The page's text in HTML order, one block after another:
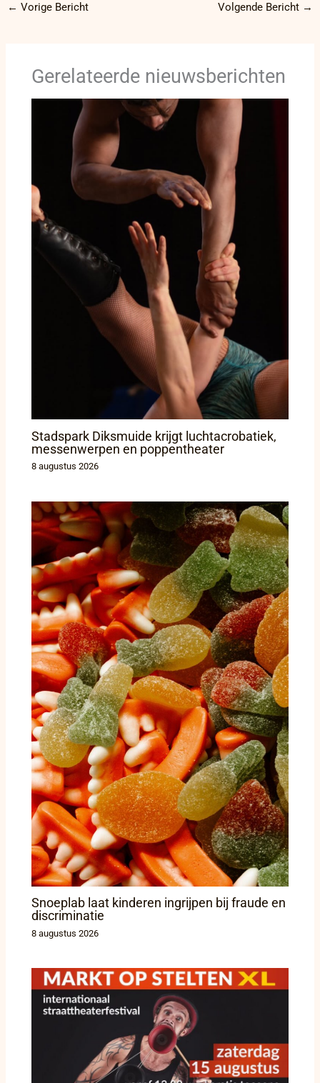
← Vorige Bericht Volgende Bericht →
Gerelateerde nieuwsberichten
Stadspark Diksmuide krijgt luchtacrobatiek,
messenwerpen en poppentheater
8 augustus 2026
Snoeplab laat kinderen ingrijpen bij fraude en
discriminatie
8 augustus 2026